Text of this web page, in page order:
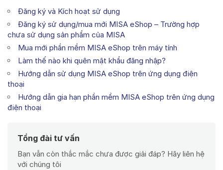
Đăng ký và Kích hoạt sử dụng
Đăng ký sử dụng/mua mới MISA eShop – Trường hợp
chưa sử dụng sản phẩm của MISA
Mua mới phần mềm MISA eShop trên máy tính
Làm thế nào khi quên mật khẩu đăng nhập?
Hướng dẫn sử dụng MISA eShop trên ứng dụng điện
thoại
Hướng dẫn gia hạn phần mềm MISA eShop trên ứng dụng
điện thoại
Tổng đài tư vấn
Bạn vẫn còn thắc mắc chưa được giải đáp? Hãy liên hệ
với chúng tôi